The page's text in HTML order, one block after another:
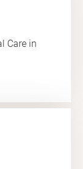
Care in